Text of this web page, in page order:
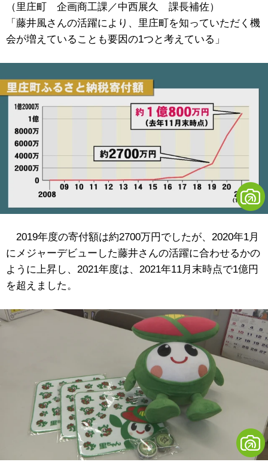
（里庄町 企画商工課／中西展久 課長補佐）
「藤井風さんの活躍により、里庄町を知っていただく機
会が増えていることも要因の1つと考えている」
2019年度の寄付額は約2700万円でしたが、2020年1月
にメジャーデビューした藤井さんの活躍に合わせるかの
ように上昇し、2021年度は、2021年11月末時点で1億円
を超えました。